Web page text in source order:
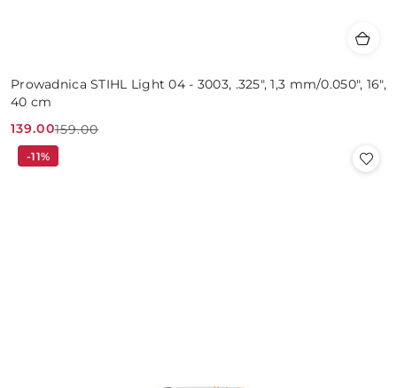
Prowadnica STIHL Light 04 - 3003, .325", 1,3 mm/0.050", 16",
40 cm
Cena
promocyjna:
139.00
Cena
przed
159.00
-11%